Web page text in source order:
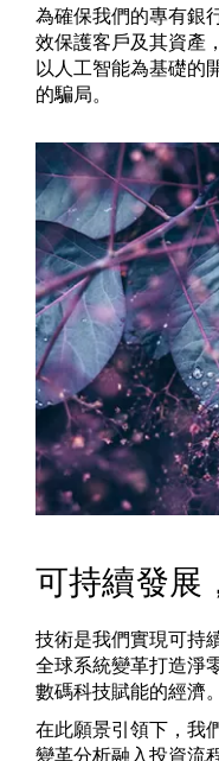
為確保我們的專有銀
效保護客戶及其資產
以人工智能為基礎的
的騙局。
可持續發展
技術是我們實現可持
全球系統變革打造淨
數碼科技賦能的經濟。
在此願景引領下，我
變革分析融入投資流